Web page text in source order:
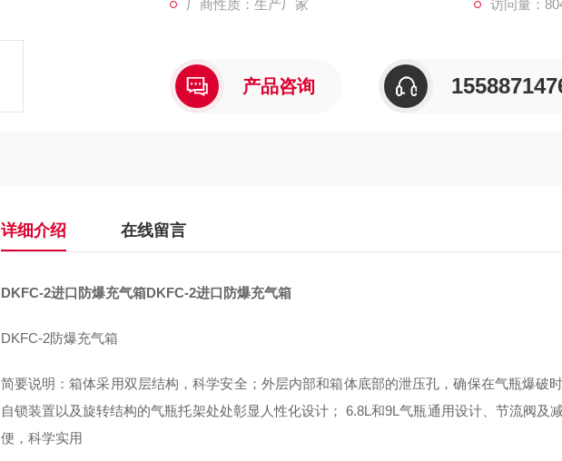
厂商性质：生产厂家 访问量：
产品咨询
详细介绍 在线留言
DKFC-2进口防爆充气箱DKFC-2进口防爆充气箱
DKFC-2防爆充气箱
简要说明：箱体采用双层结构，科学安全；外层内部和箱体底部的泄压孔，确保在气瓶爆破
自锁装置以及旋转结构的气瓶托架处处彰显人性化设计； 6.8L和9L气瓶通用设计、节流阀及
便，科学实用